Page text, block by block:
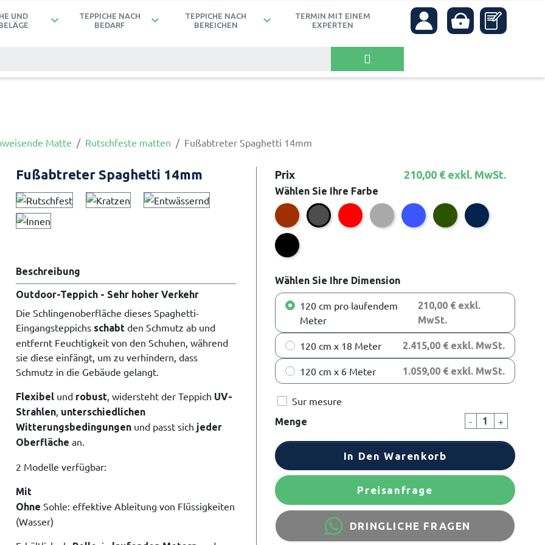
UND
keyboard_arrow_down
TEPPICHE NACH
BEDARF
keyboard_arrow_down
TEPPICHE NACH
BEREICHEN
keyboard_arrow_down
TERMIN MIT EINEM
EXPERTEN
Matte Rutschfeste matten Fußabtreter Spaghetti 14mm
Fußabtreter Spaghetti 14mm
Beschreibung
Outdoor-Teppich - Sehr hoher Verkehr
Die Schlingenoberfläche dieses Spaghetti-
Eingangsteppichs schabt den Schmutz ab und
entfernt Feuchtigkeit von den Schuhen, während
sie diese einfängt, um zu verhindern, dass
Schmutz in die Gebäude gelangt.
Flexibel und robust, widersteht der Teppich UV-
Strahlen, unterschiedlichen
Witterungsbedingungen und passt sich jeder
Oberfläche an.
2 Modelle verfügbar:
Mit
Ohne Sohle: effektive Ableitung von Flüssigkeiten
(Wasser)
Prix 210,00 € exkl. MwSt.
Wählen Sie Ihre Farbe
Braun AnthrazitRot Grau Blau Grün Marineblau
Schwarz
Wählen Sie Ihre Dimension
120 cm pro laufendem
Meter
210,00 € exkl.
MwSt.
120 cm x 18 Meter 2.415,00 € exkl. MwSt.
120 cm x 6 Meter 1.059,00 € exkl. MwSt.
Sur mesure
Menge - +
In Den Warenkorb
Preisanfrage
DRINGLICHE FRAGEN